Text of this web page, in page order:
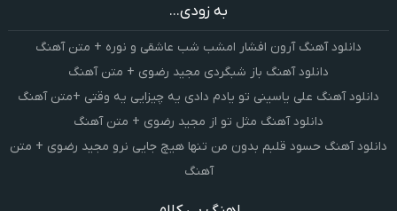
به زودی...
دانلود آهنگ آرون افشار امشب شب عاشقی و نوره + متن آهنگ
دانلود آهنگ باز شبگردی مجید رضوی + متن آهنگ
دانلود آهنگ علی یاسینی تو یادم دادی یه چیزایی یه وقتی +متن آهنگ
دانلود آهنگ مثل تو از مجید رضوی + متن آهنگ
دانلود آهنگ حسود قلبم بدون من تنها هیچ جایی نرو مجید رضوی + متن
آهنگ